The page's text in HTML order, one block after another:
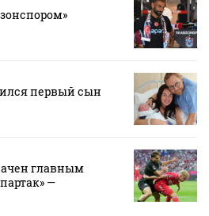
первый сын
главным
—